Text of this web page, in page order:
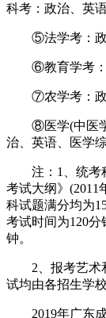
科考：政治、英
⑤法学考：政
⑥教育学考：
⑦农学考：政
⑧医学(中医学
治、英语、医学综
注：1、统考科
考试大纲》(2011
科试题满分均为
考试时间为120
钟。
2、报考艺术和
试均由各招生学
2019年广东成